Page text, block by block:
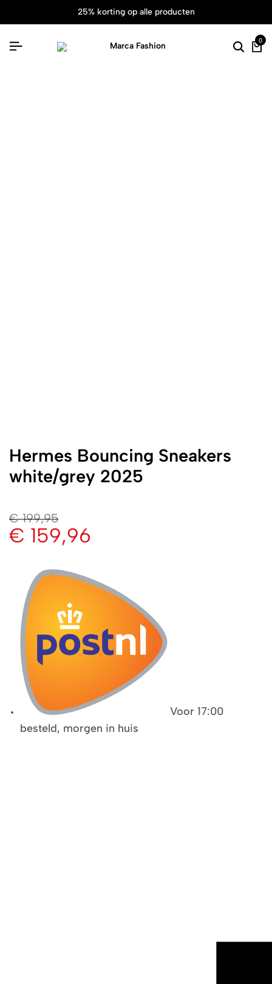
25% korting op alle producten
0
Hermes Bouncing Sneakers
white/grey 2025
€199,95
€ 159,96
Voor 17:00
besteld, morgen in huis